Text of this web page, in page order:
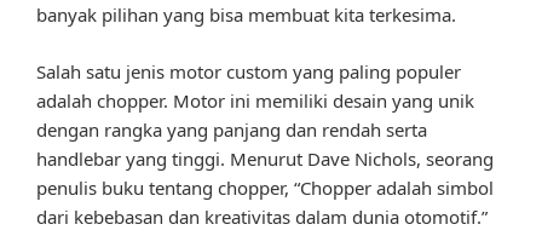
banyak pilihan yang bisa membuat kita terkesima.
Salah satu jenis motor custom yang paling populer
adalah chopper. Motor ini memiliki desain yang unik
dengan rangka yang panjang dan rendah serta
handlebar yang tinggi. Menurut Dave Nichols, seorang
penulis buku tentang chopper, “Chopper adalah simbol
dari kebebasan dan kreativitas dalam dunia otomotif.”